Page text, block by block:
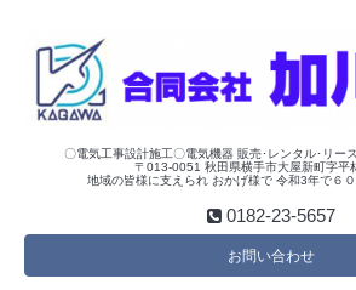
〇電気工事設計施工〇電気機器 販売･レンタル･リー
〒013-0051 秋田県横手市大屋新町字平
地域の皆様に支えられ おかげ様で 令和3年で６
0182-23-5657
お問い合わせ